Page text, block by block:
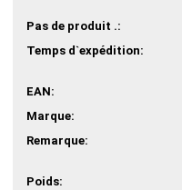
Pas de produit .:
Temps d`expédition:
EAN:
Marque:
Remarque:
Poids: